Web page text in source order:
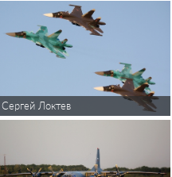
Сергей Локтев